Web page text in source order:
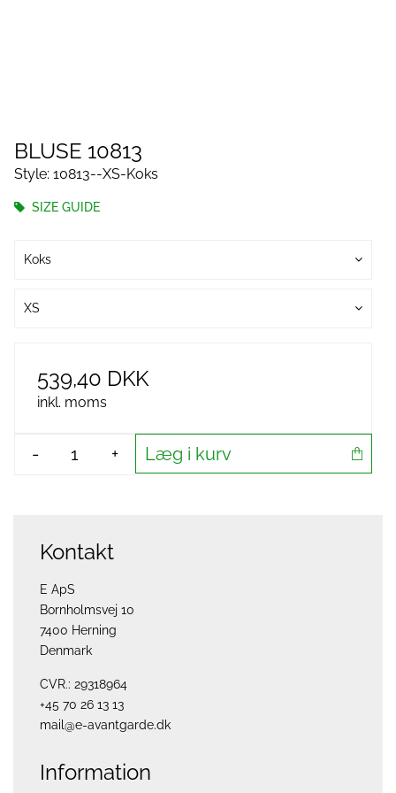
BLUSE 10813
Style: 10813--XS-Koks
SIZE GUIDE
Koks
XS
539,40 DKK
inkl. moms
- + Læg i kurv
Kontakt
E ApS
Bornholmsvej 10
7400 Herning
Denmark
CVR.: 29318964
+45 70 26 13 13
mail@e-avantgarde.dk
Information